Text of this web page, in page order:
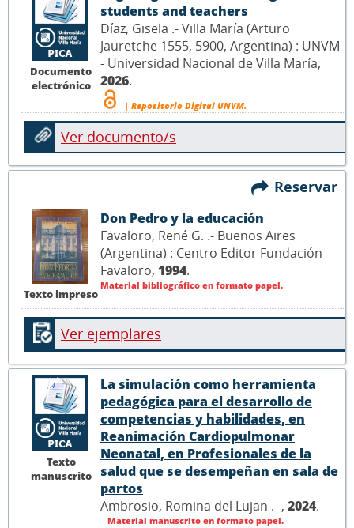
Documento
electrónico
students and teachers
Díaz, Gisela .- Villa María (Arturo
Jauretche 1555, 5900, Argentina) : UNVM
- Universidad Nacional de Villa María,
2026.
| Repositorio Digital UNVM.
Ver documento/s
Reservar
Texto impreso
Don Pedro y la educación
Favaloro, René G. .- Buenos Aires
(Argentina) : Centro Editor Fundación
Favaloro, 1994.
Material bibliográfico en formato papel.
Ver ejemplares
Texto
manuscrito
La simulación como herramienta
pedagógica para el desarrollo de
competencias y habilidades, en
Reanimación Cardiopulmonar
Neonatal, en Profesionales de la
salud que se desempeñan en sala de
partos
Ambrosio, Romina del Lujan .- , 2024.
Material manuscrito en formato papel.